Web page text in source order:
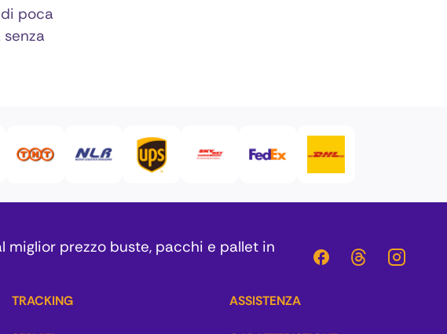
poca
prezzo buste, pacchi e pallet in
TRACKING ASSISTENZA